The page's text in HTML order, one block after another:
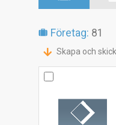
Företag: 81
Skapa och